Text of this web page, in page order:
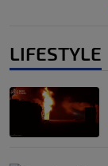
LIFESTYLE